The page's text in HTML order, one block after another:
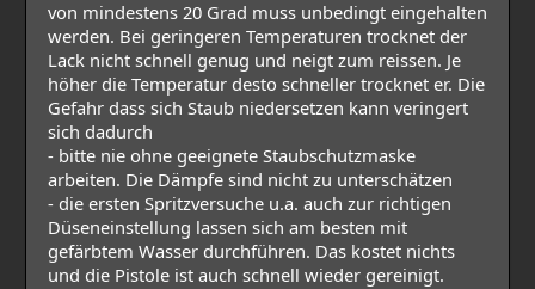
von mindestens 20 Grad muss unbedingt eingehalten
werden. Bei geringeren Temperaturen trocknet der
Lack nicht schnell genug und neigt zum reissen. Je
höher die Temperatur desto schneller trocknet er. Die
Gefahr dass sich Staub niedersetzen kann veringert
sich dadurch
- bitte nie ohne geeignete Staubschutzmaske
arbeiten. Die Dämpfe sind nicht zu unterschätzen
- die ersten Spritzversuche u.a. auch zur richtigen
Düseneinstellung lassen sich am besten mit
gefärbtem Wasser durchführen. Das kostet nichts
und die Pistole ist auch schnell wieder gereinigt.